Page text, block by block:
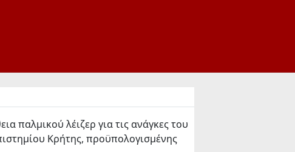
παλμικού λέιζερ για τις ανάγκες του
Κρήτης, προϋπολογισμένης